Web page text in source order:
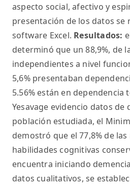
aspecto social, afectivo y
presentación de los datos se
software Excel. Resultados:
determinó que un 88,9%, de
independientes a nivel
5,6% presentaban
5.56% están en dependencia
Yesavage evidencio datos de
población estudiada, el
demostró que el 77,8% de
habilidades cognitivas
encuentra iniciando
datos cualitativos, se